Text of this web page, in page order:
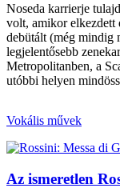
Noseda karrierje
volt, amikor elkezdett
debütált (még mindig
legjelentősebb
Metropolitanben, a
utóbbi helyen
Vokális művek
Az ismeretlen